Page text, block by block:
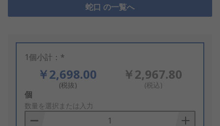
蛇口 の一覧へ
1個小計：*
￥2,698.00
(税抜)
￥2,967.80
(税込)
Add
to
Basket
個
数量を選択または入力